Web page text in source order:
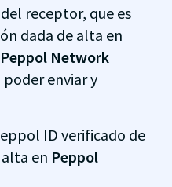
receptor, que es
dada de alta en
Peppol Network
enviar y
ID verificado de
en Peppol